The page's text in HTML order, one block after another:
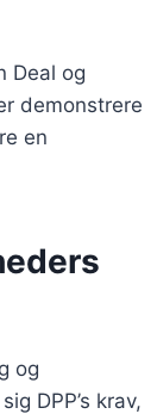
Deal og
demonstrere
en
og
DPP’s krav,